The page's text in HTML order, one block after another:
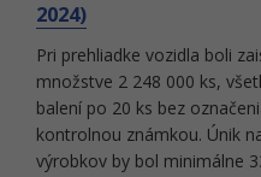
2024)
Pri prehliadke vozidla boli
množstve 2 248 000 ks,
balení po 20 ks bez
kontrolnou známkou. Únik
výrobkov by bol minimálne